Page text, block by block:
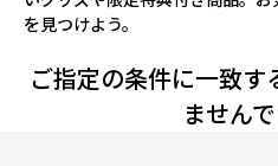
を見つけよう。
ご指定の条件に一致す
ませんで